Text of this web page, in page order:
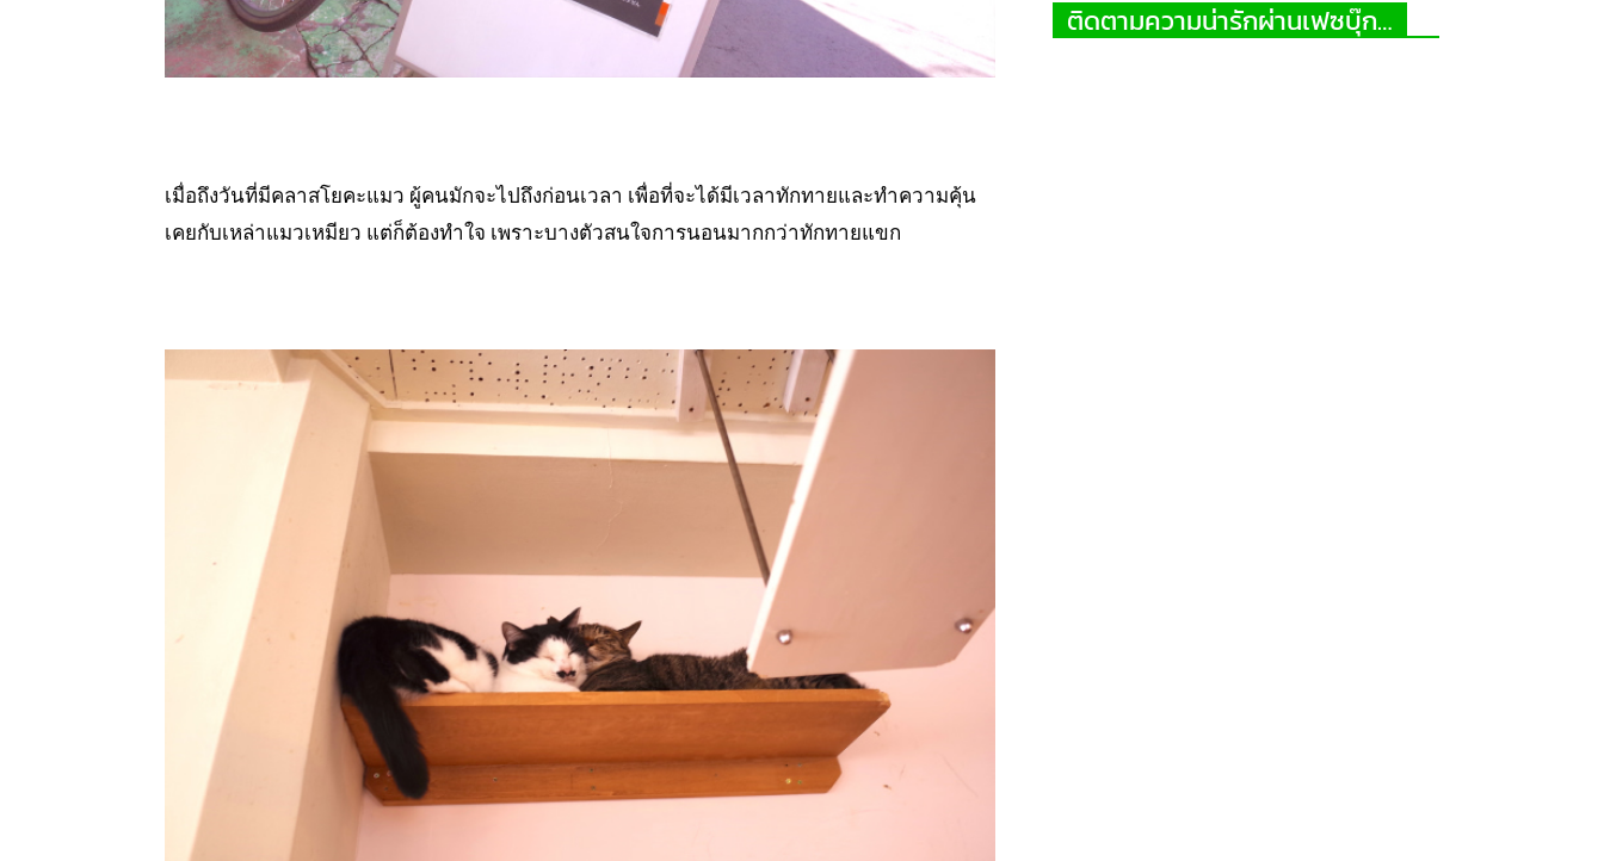
เมื่อถึงวันที่มีคลาสโยคะแมว ผู้คนมักจะไปถึงก่อนเวลา เพื่อที่จะได้มีเวลาทักทายและทำความคุ้น
เคยกับเหล่าแมวเหมียว แต่ก็ต้องทำใจ เพราะบางตัวสนใจการนอนมากกว่าทักทายแขก
ติดตามความน่ารักผ่านเฟซบุ๊ก…